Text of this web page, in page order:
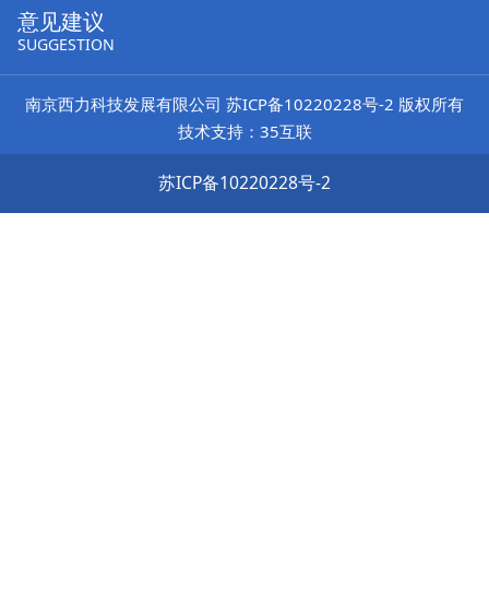
意见建议
SUGGESTION
南京西力科技发展有限公司 苏ICP备10220228号-2 版权所有
技术支持：35互联
苏ICP备10220228号-2